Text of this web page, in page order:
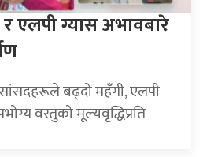
र एलपी ग्यास अभावबारे
सांसदहरूले बढ्दो महँगी, एलपी
वस्तुको मूल्यवृद्धिप्रति